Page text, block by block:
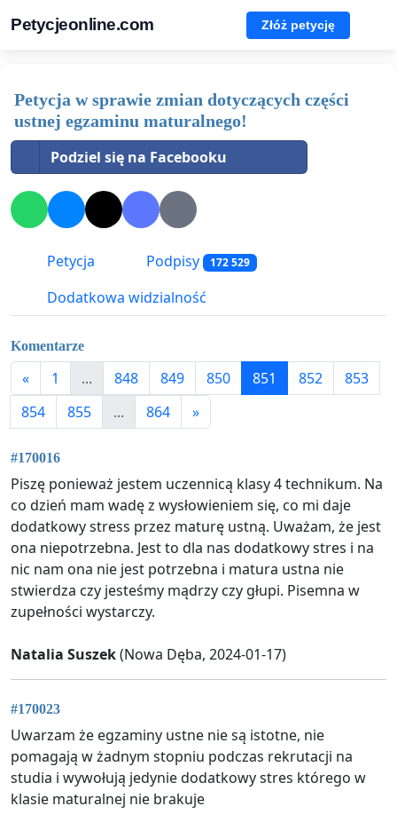
Petycjeonline.com Złóż petycję
Petycja w sprawie zmian dotyczących części
ustnej egzaminu maturalnego!
Podziel się na Facebooku
Petycja Podpisy 172 529
Dodatkowa widzialność
Komentarze
« 1 ... 848 849 850 851 852
853
854
855 ... 864 »
#170016
Piszę ponieważ jestem uczennicą klasy 4 technikum. Na
co dzień mam wadę z wysłowieniem się, co mi daje
dodatkowy stress przez maturę ustną. Uważam, że jest
ona niepotrzebna. Jest to dla nas dodatkowy stres i na
nic nam ona nie jest potrzebna i matura ustna nie
stwierdza czy jesteśmy mądrzy czy głupi. Pisemna w
zupełności wystarczy.
Natalia Suszek(Nowa Dęba, 2024-01-17)
#170023
Uwarzam że egzaminy ustne nie są istotne, nie
pomagają w żadnym stopniu podczas rekrutacji na
studia i wywołują jedynie dodatkowy stres którego w
klasie maturalnej nie brakuje